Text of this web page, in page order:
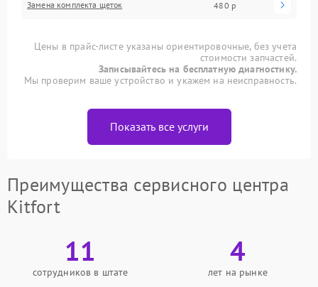
Замена комплекта щеток 480 р
Цены в прайс-листе указаны ориентировочные, без учета
стоимости запчастей.
Записывайтесь на бесплатную диагностику.
Мы проверим ваше устройство и укажем на неисправность.
Показать все услуги
Преимущества сервисного центра
Kitfort
11
сотрудников в штате
4
лет на рынке